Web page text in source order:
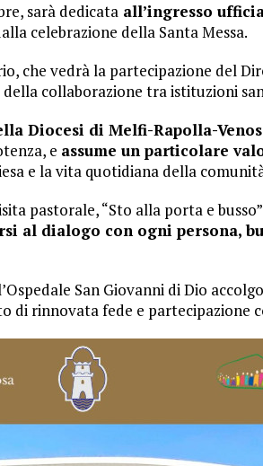
sarà dedicata all’ingresso
celebrazione della Santa Messa.
che vedrà la partecipazione del
della collaborazione tra istituzioni
Diocesi di Melfi-Rapolla-
e assume un particolare
e la vita quotidiana della
pastorale, “Sto alla porta e
al dialogo con ogni persona,
San Giovanni di Dio
di rinnovata fede e partecipazione